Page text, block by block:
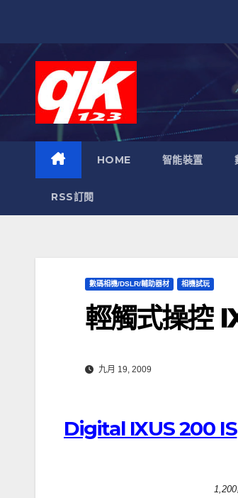
HOME 智能裝置
RSS訂閱
數碼相機/DSLR/輔助器材 相機試玩
輕觸式操控
九月 19, 2009
Digital IXUS 200 IS